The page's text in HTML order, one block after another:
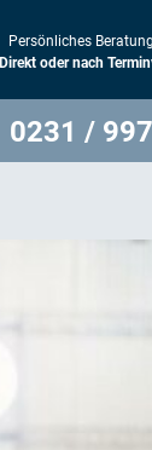
Persönliches
Direkt oder nach
0231 /